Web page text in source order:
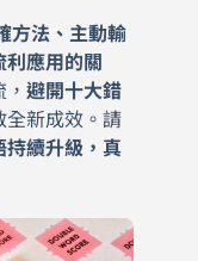
方法、主動輸
應用的關
避開十大錯
全新成效。請
持續升級，真